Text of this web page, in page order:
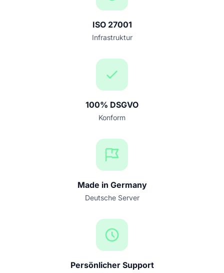
ISO 27001
Infrastruktur
100% DSGVO
Konform
Made in Germany
Deutsche Server
Persönlicher Support